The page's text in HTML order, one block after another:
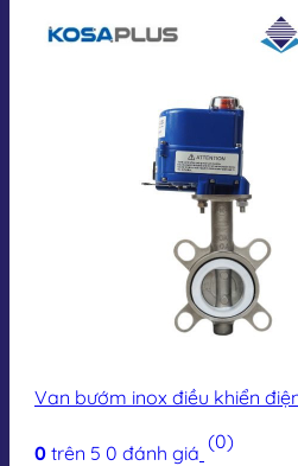
Van bướm inox điều khiển
0 trên 5 0 đánh giá (0)